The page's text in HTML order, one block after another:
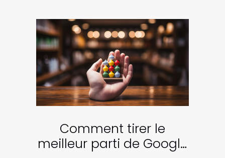
Comment tirer le
meilleur parti de Google